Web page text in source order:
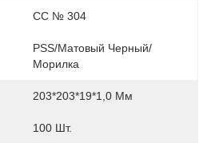
СС № 304
PSS/матовый Черный/
Морилка
203*203*19*1,0 Мм
100 Шт.